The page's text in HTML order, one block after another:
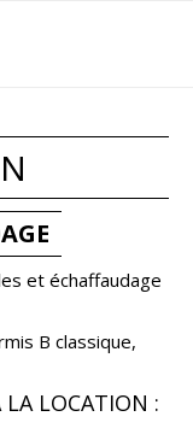
et échaffaudage
B classique,
LA LOCATION :